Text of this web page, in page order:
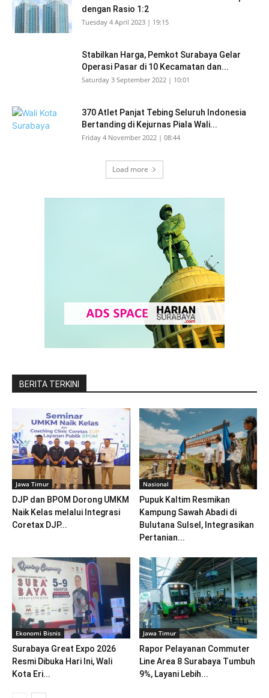
dengan Rasio 1:2
Tuesday 4 April 2023 | 19:15
Stabilkan Harga, Pemkot Surabaya Gelar
Operasi Pasar di 10 Kecamatan dan...
Saturday 3 September 2022 | 10:01
370 Atlet Panjat Tebing Seluruh Indonesia
Bertanding di Kejurnas Piala Wali...
Friday 4 November 2022 | 08:44
Load more
BERITA TERKINI
Jawa Timur
DJP dan BPOM Dorong UMKM
Naik Kelas melalui Integrasi
Coretax DJP...
Nasional
Pupuk Kaltim Resmikan
Kampung Sawah Abadi di
Bulutana Sulsel, Integrasikan
Pertanian...
Ekonomi Bisnis
Surabaya Great Expo 2026
Resmi Dibuka Hari Ini, Wali
Kota Eri...
Jawa Timur
Rapor Pelayanan Commuter
Line Area 8 Surabaya Tumbuh
9%, Layani Lebih...